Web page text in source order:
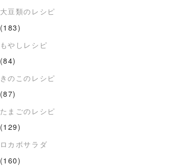
大豆類のレシピ
(183)
もやしレシピ
(84)
きのこのレシピ
(87)
たまごのレシピ
(129)
ロカボサラダ
(160)